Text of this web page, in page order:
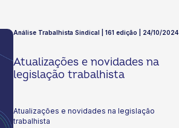
promover o multilateralismo. Convidamos você
essas articulações internacionais em um
mundo cada vez mais dinâmico e competitivo
podem impactar e gerar novas oportunidades
Análise Trabalhista Sindical | 161 edição | 24/10/2024
Atualizações e novidades na
legislação trabalhista
Atualizações e novidades na legislação
trabalhista